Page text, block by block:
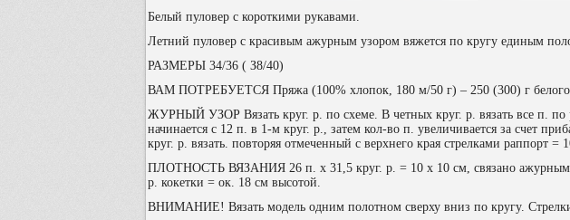
Белый пуловер с короткими рукавами.
Летний пуловер с красивым ажурным узором вяжется по кругу единым
РАЗМЕРЫ 34/36 ( З8/40)
ВАМ ПОТРЕБУЕТСЯ Пряжа (100% хлопок, 180 м/50 г) – 250 (300) г
ЖУРНЫЙ УЗОР Вязать круг. р. по схеме. В четных круг. р. вязать все п.
начинается с 12 п. в 1-м круг. р., затем кол-во п. увеличивается за счет
круг. р. вязать. повторяя отмеченный с верхнего края стрелками раппорт =
ПЛОТНОСТЬ ВЯЗАНИЯ 26 п. х 31,5 круг. р. = 10 х 10 см, связано ажурным
р. кокетки = ок. 18 см высотой.
ВНИМАНИЕ! Вязать модель одним полотном сверху вниз по кругу.